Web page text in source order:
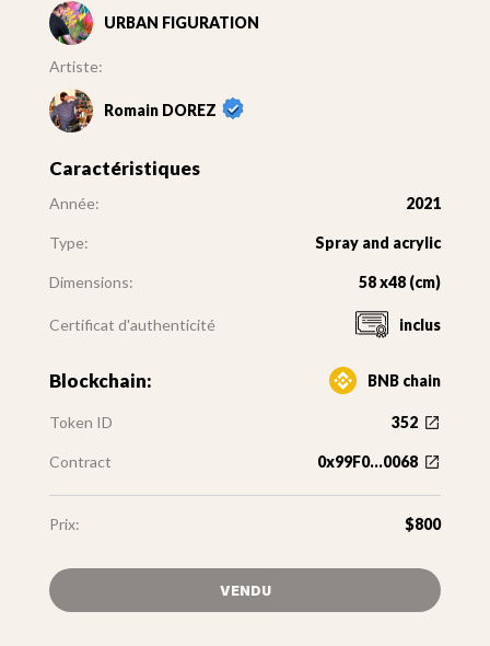
URBAN FIGURATION
Artiste:
Romain DOREZ
Caractéristiques
Année: 2021
Type: Spray and acrylic
Dimensions: 58 x48 (cm)
Certificat d'authenticité inclus
Blockchain: BNB chain
Token ID 352
Contract 0x99F0...0068
Prix: $800
VENDU